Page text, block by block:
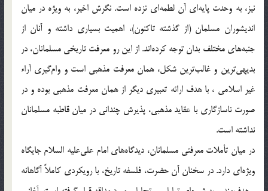
نيز، به وحدت پايه‌اى آن لطمه‌اى نزده است. نگرش اخير، به ويژه در ميان
انديشوران مسلمان (از گذشته تاكنون)، اهميت بسيارى داشته و آنان از
جنبه‌هاى مختلف بدان توجه كرده‌اند. از اين رو معرفت تاريخى مسلمانان، در
بديهى‌ترين و غالب‌ترين شكل، همان معرفت مذهبى است و وام‌گيرى آراء
غير اسلامى ، با هدف ارائه تعبيرى ديگر از همان معرفت مذهبى بوده و در
صورت ناسازگارى با عقايد مذهبى، پذيرش چندانى در ميان قاطبه مسلمانان
نداشته است.
در ميان تأملات معرفتى مسلمانان، ديدگاه‌هاى امام على‌عليه السلام جايگاه
ويژه‌اى دارد. در سخنان آن حضرت، فلسفه تاريخ، با رويكردى كاملاً آگاهانه